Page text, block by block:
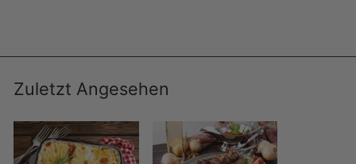
Zuletzt Angesehen